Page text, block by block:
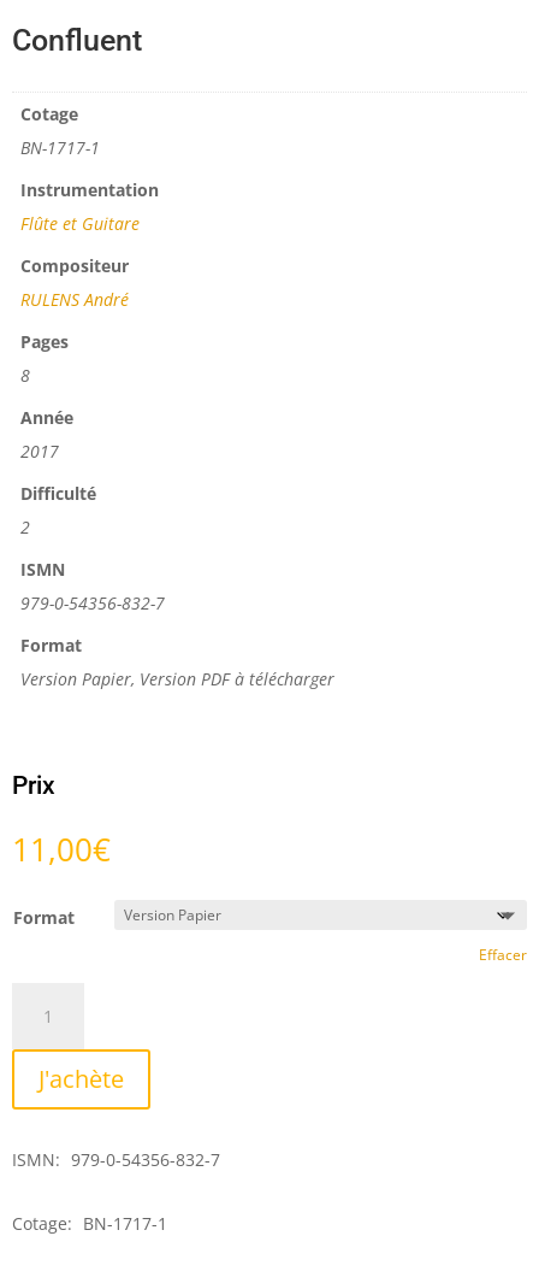
Confluent
Cotage
BN-1717-1
Instrumentation
Flûte et Guitare
Compositeur
RULENS André
Pages
8
Année
2017
Difficulté
2
ISMN
979-0-54356-832-7
Format
Version Papier, Version PDF à télécharger
Prix
11,00€
Format
Effacer
Confluent
J'achète
ISMN: 979-0-54356-832-7
Cotage: BN-1717-1